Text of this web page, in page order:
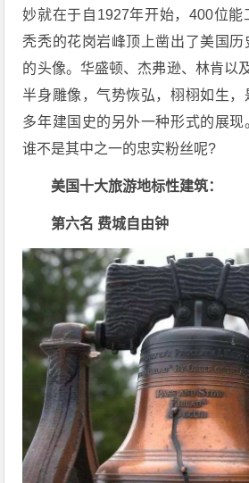
妙就在于自1927年开始，400位能
秃秃的花岗岩峰顶上凿出了美国
的头像。华盛顿、杰弗逊、林肯以
半身雕像，气势恢弘，栩栩如生，
多年建国史的另外一种形式的展现
谁不是其中之一的忠实粉丝呢?
美国十大旅游地标性建筑：
第六名 费城自由钟